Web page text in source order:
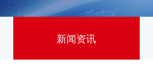
新闻资讯